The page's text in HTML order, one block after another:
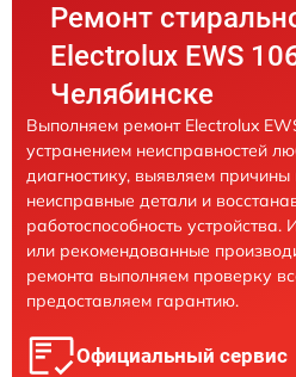
Ремонт
Electrolux EWS
Челябинске
Выполняем ремонт Electrolux
устранением неисправностей
диагностику, выявляем
неисправные детали и
работоспособность
или рекомендованные
ремонта выполняем проверку
предоставляем гарантию.
Официальный сервис